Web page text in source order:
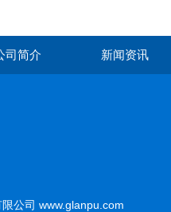
司简介 新闻资讯
限公司 www.glanpu.com